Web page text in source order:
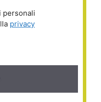
personali
privacy